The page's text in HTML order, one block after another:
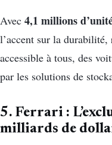
Avec 4,1 millions
l’accent sur la
accessible à tous, des
par les solutions de
5. Ferrari :
milliards de